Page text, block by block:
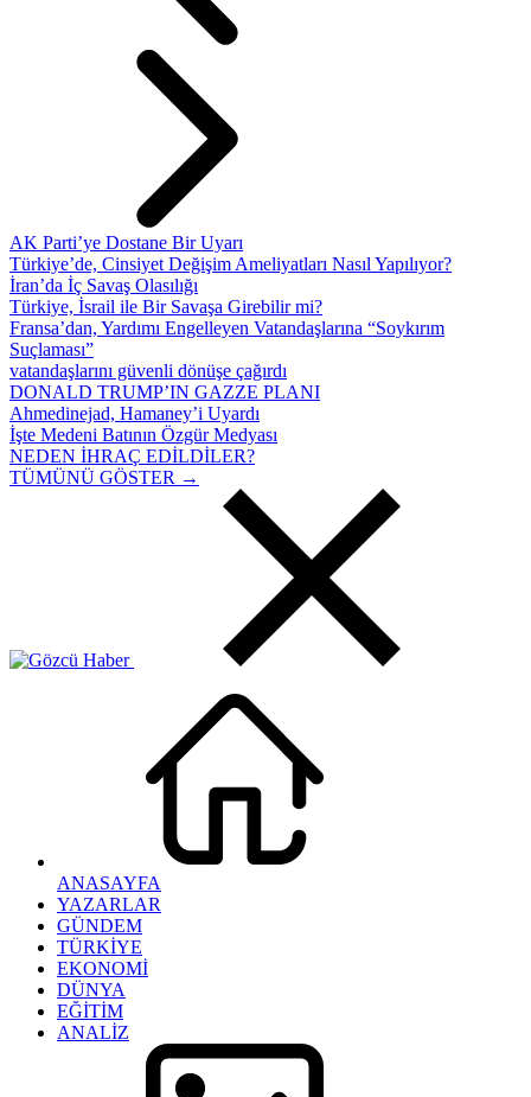
AK Parti’ye Dostane Bir Uyarı
Türkiye’de, Cinsiyet Değişim Ameliyatları Nasıl Yapılıyor?
İran’da İç Savaş Olasılığı
Türkiye, İsrail ile Bir Savaşa Girebilir mi?
Fransa’dan, Yardımı Engelleyen Vatandaşlarına “Soykırım
Suçlaması”
vatandaşlarını güvenli dönüşe çağırdı
DONALD TRUMP’IN GAZZE PLANI
Ahmedinejad, Hamaney’i Uyardı
İşte Medeni Batının Özgür Medyası
NEDEN İHRAÇ EDİLDİLER?
TÜMÜNÜ GÖSTER →
ANASAYFA
YAZARLAR
GÜNDEM
TÜRKİYE
EKONOMİ
DÜNYA
EĞİTİM
ANALİZ